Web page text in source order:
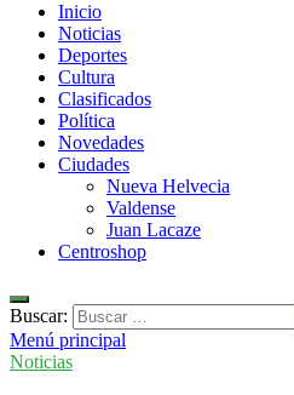
Rosario Web
Todas la noticias de Rosario y la zona
Inicio
Noticias
Deportes
Cultura
Clasificados
Política
Novedades
Ciudades
Nueva Helvecia
Valdense
Juan Lacaze
Centroshop
Buscar:
Menú principal
Noticias